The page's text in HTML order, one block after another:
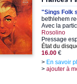
"Sings Folk
bethlehem
Avec la
Rosolino
Pressage
État du
16.00 €
> En savoir
> ajouter à